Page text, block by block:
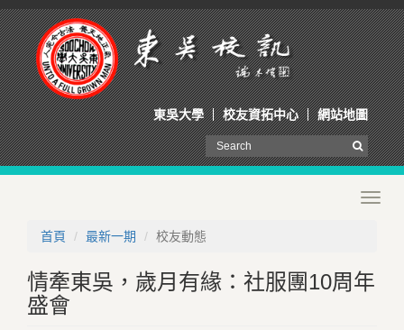
東吳大學 校友資拓中心 網站地圖
首頁
最新一期 校友動態
情牽東吳，歲月有緣：社服團10周年
盛會